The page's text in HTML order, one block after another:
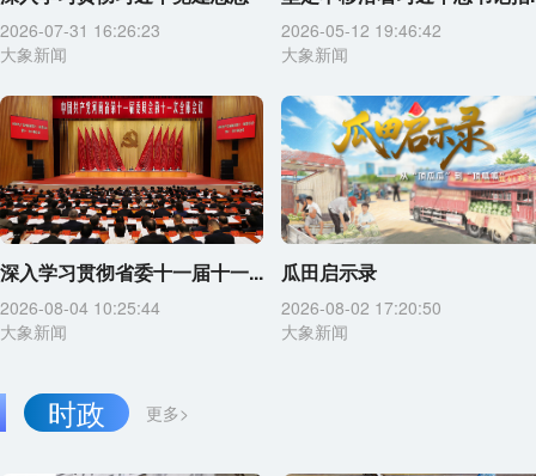
2026-07-31 16:26:23
大象新闻
2026-05-12 19:46:42
大象新闻
深入学习贯彻省委十一届十一...
2026-08-04 10:25:44
大象新闻
瓜田启示录
2026-08-02 17:20:50
大象新闻
更多>
时政